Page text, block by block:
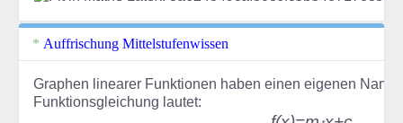
Auffrischung Mittelstufenwissen
Graphen linearer Funktionen haben einen eigenen
Funktionsgleichung lautet: